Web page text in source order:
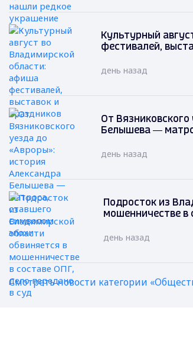
Культурный
фестивалей,
день назад
От
Белышева —
день назад
Подросток из
мошенничестве в
день назад
Смотреть новости категории